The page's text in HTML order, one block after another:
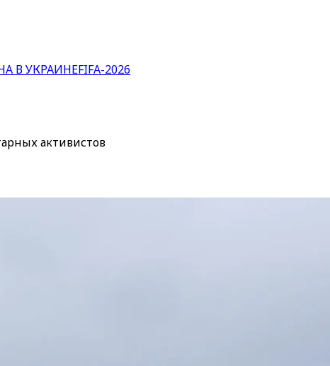
В УКРАИНЕFIFA-2026
активистов